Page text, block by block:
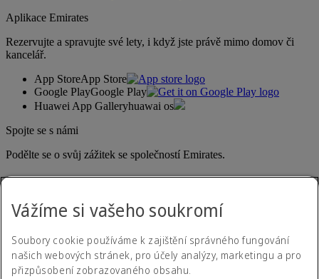
Aplikace Emirates
Rezervujte a spravujte své lety, i když jste právě mimo domov či
kancelář.
App StoreApp Store
Google PlayGoogle Play
Huawei App Galleryhuawai os
Spojte se s námi
Podělte se o svůj zážitek se společností Emirates.
Vážíme si vašeho soukromí
Soubory cookie používáme k zajištění správného fungování
našich webových stránek, pro účely analýzy, marketingu a pro
přizpůsobení zobrazovaného obsahu.